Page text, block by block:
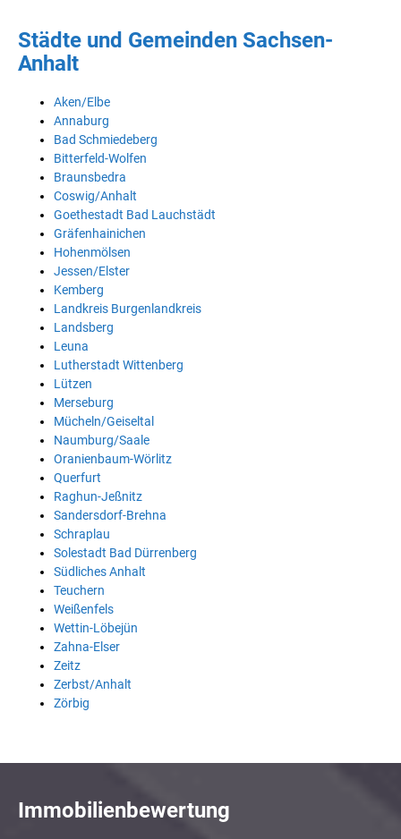
Städte und Gemeinden Sachsen-
Anhalt
Aken/Elbe
Annaburg
Bad Schmiedeberg
Bitterfeld-Wolfen
Braunsbedra
Coswig/Anhalt
Goethestadt Bad Lauchstädt
Gräfenhainichen
Hohenmölsen
Jessen/Elster
Kemberg
Landkreis Burgenlandkreis
Landsberg
Leuna
Lutherstadt Wittenberg
Lützen
Merseburg
Mücheln/Geiseltal
Naumburg/Saale
Oranienbaum-Wörlitz
Querfurt
Raghun-Jeßnitz
Sandersdorf-Brehna
Schraplau
Solestadt Bad Dürrenberg
Südliches Anhalt
Teuchern
Weißenfels
Wettin-Löbejün
Zahna-Elser
Zeitz
Zerbst/Anhalt
Zörbig
Immobilienbewertung